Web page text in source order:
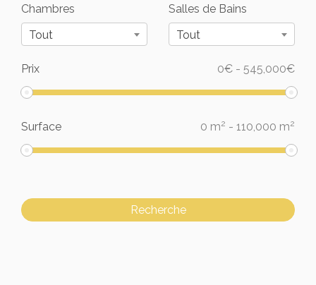
Chambres
Tout
Salles de Bains
Tout
Prix 0€ - 545,000€
Surface 0 m2 - 110,000 m2